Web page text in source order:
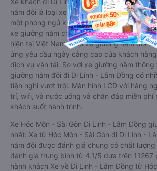
nằm đôi là loại xe đặc biệt. Với mỗi giường
một phòng ngủ khách sạn sang trọng, hiện
xe giường nằm cho cặp đôi đi Di Linh - Lâm
hiện tại Việt Nam. Loại xe giường nằm đôi
ứng yêu cầu ngày càng cao của khách
dịch vụ vận tải. So với xe giường nằm thông
giường nằm đôi đi Di Linh - Lâm Đồng có
tiện nghi vượt trội. Màn hình LCD với hàng
trí, wifi, và nước uống và chăn đắp miễn phí
khách suốt hành trình.
Xe Hóc Môn - Sài Gòn Di Linh - Lâm Đồng
nhất: Xe từ Hóc Môn - Sài Gòn đi Di Linh -
nằm đôi được đánh giá chung có chất lượng
đánh giá trung bình từ 4.1/5 dựa trên 11267
hành khách Xe về Di Linh - Lâm Đồng từ